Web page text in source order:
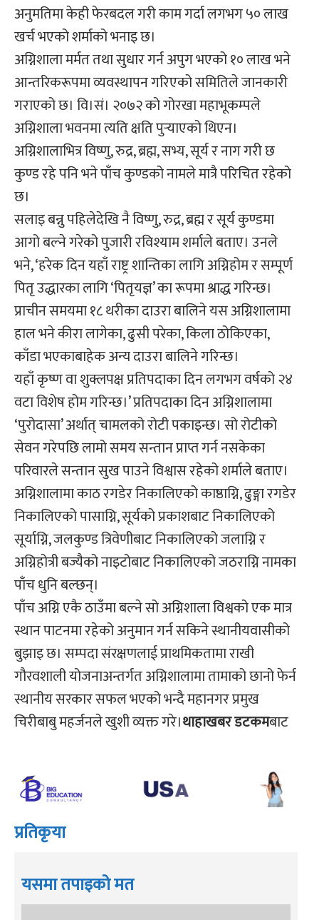
अनुमतिमा केही फेरबदल गरी काम गर्दा लगभग ५० लाख
खर्च भएको शर्माको भनाइ छ।
अग्निशाला मर्मत तथा सुधार गर्न अपुग भएको १० लाख भने
आन्तरिकरूपमा व्यवस्थापन गरिएको समितिले जानकारी
गराएको छ। वि।सं। २०७२ को गोरखा महाभूकम्पले
अग्निशाला भवनमा त्यति क्षति पुर्‍याएको थिएन।
अग्निशालाभित्र विष्णु, रुद्र, ब्रह्म, सभ्य, सूर्य र नाग गरी छ
कुण्ड रहे पनि भने पाँच कुण्डको नामले मात्रै परिचित रहेको
छ।
सलाइ बन्नु पहिलेदेखि नै विष्णु, रुद्र, ब्रह्म र सूर्य कुण्डमा
आगो बल्ने गरेको पुजारी रविश्याम शर्माले बताए। उनले
भने, ‘हरेक दिन यहाँ राष्ट्र शान्तिका लागि अग्निहोम र सम्पूर्ण
पितृ उद्धारका लागि ‘पितृयज्ञ’ का रूपमा श्राद्ध गरिन्छ।
प्राचीन समयमा १८ थरीका दाउरा बालिने यस अग्निशालामा
हाल भने कीरा लागेका, ढुसी परेका, किला ठोकिएका,
काँडा भएकाबाहेक अन्य दाउरा बालिने गरिन्छ।
यहाँ कृष्ण वा शुक्लपक्ष प्रतिपदाका दिन लगभग वर्षको २४
वटा विशेष होम गरिन्छ।’ प्रतिपदाका दिन अग्निशालामा
‘पुरोदासा’ अर्थात् चामलको रोटी पकाइन्छ। सो रोटीको
सेवन गरेपछि लामो समय सन्तान प्राप्त गर्न नसकेका
परिवारले सन्तान सुख पाउने विश्वास रहेको शर्माले बताए।
अग्निशालामा काठ रगडेर निकालिएको काष्ठाग्नि, ढुङ्गा रगडेर
निकालिएको पासाग्नि, सूर्यको प्रकाशबाट निकालिएको
सूर्याग्नि, जलकुण्ड त्रिवेणीबाट निकालिएको जलाग्नि र
अग्निहोत्री बज्यैको नाइटोबाट निकालिएको जठराग्नि नामका
पाँच धुनि बल्छन्।
पाँच अग्नि एकै ठाउँमा बल्ने सो अग्निशाला विश्वको एक मात्र
स्थान पाटनमा रहेको अनुमान गर्न सकिने स्थानीयवासीको
बुझाइ छ। सम्पदा संरक्षणलाई प्राथमिकतामा राखी
गौरवशाली योजनाअन्तर्गत अग्निशालामा तामाको छानो फेर्न
स्थानीय सरकार सफल भएको भन्दै महानगर प्रमुख
चिरीबाबु महर्जनले खुशी व्यक्त गरे।थाहाखबर डटकमबाट
प्रतिकृया
यसमा तपाइको मत